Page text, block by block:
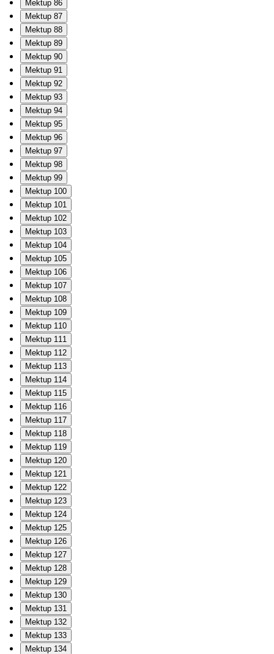
Mektup 86
Mektup 87
Mektup 88
Mektup 89
Mektup 90
Mektup 91
Mektup 92
Mektup 93
Mektup 94
Mektup 95
Mektup 96
Mektup 97
Mektup 98
Mektup 99
Mektup 100
Mektup 101
Mektup 102
Mektup 103
Mektup 104
Mektup 105
Mektup 106
Mektup 107
Mektup 108
Mektup 109
Mektup 110
Mektup 111
Mektup 112
Mektup 113
Mektup 114
Mektup 115
Mektup 116
Mektup 117
Mektup 118
Mektup 119
Mektup 120
Mektup 121
Mektup 122
Mektup 123
Mektup 124
Mektup 125
Mektup 126
Mektup 127
Mektup 128
Mektup 129
Mektup 130
Mektup 131
Mektup 132
Mektup 133
Mektup 134